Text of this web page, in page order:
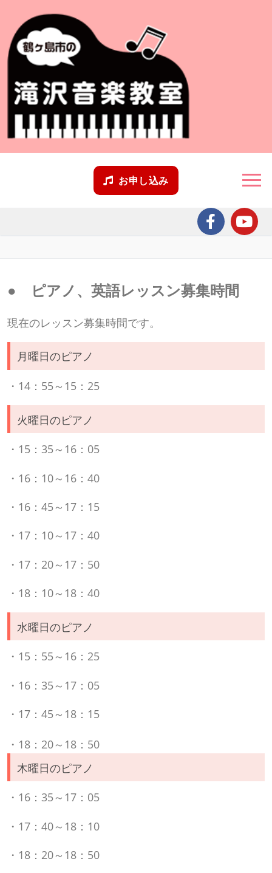
お申し込み
● ピアノ、英語レッスン募集時間
現在のレッスン募集時間です。
月曜日のピアノ
・14：55～15：25
火曜日のピアノ
・15：35～16：05
・16：10～16：40
・16：45～17：15
・17：10～17：40
・17：20～17：50
・18：10～18：40
水曜日のピアノ
・15：55～16：25
・16：35～17：05
・17：45～18：15
・18：20～18：50
木曜日のピアノ
・16：35～17：05
・17：40～18：10
・18：20～18：50